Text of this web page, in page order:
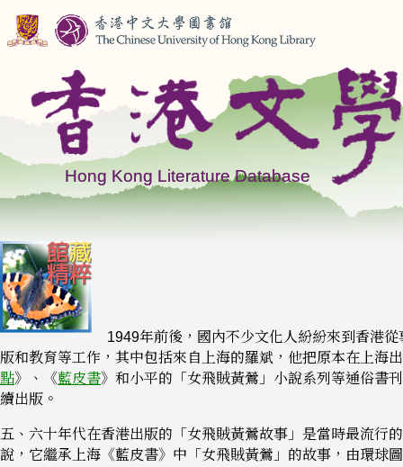
1949年前後，國內不少文化人紛紛來到香港從
版和教育等工作，其中包括來自上海的羅斌，他把原本在上海
點》、《藍皮書》和小平的「女飛賊黃鶯」小說系列等通俗書
續出版。
五、六十年代在香港出版的「女飛賊黃鶯故事」是當時最流行
說，它繼承上海《藍皮書》中「女飛賊黃鶯」的故事，由環球